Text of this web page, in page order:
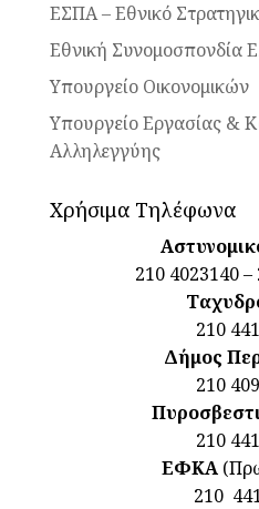
ΕΣΠΑ – Εθνικό
Εθνική Συνομοσπονδία
Υπουργείο Οικονομικών
Υπουργείο Εργασίας &
Αλληλεγγύης
Χρήσιμα Τηλέφωνα
210 4023140
210
Δήμος
210
210
ΕΦΚΑ
210